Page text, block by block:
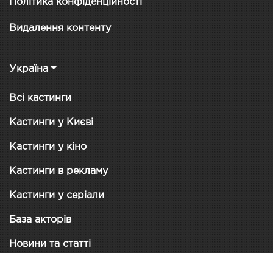
Політика конфіденційності
Видалення контенту
Україна
Всі кастинги
Кастинги у Києві
Кастинги у кіно
Кастинги в рекламу
Кастинги у серіали
База акторів
Новини та статті